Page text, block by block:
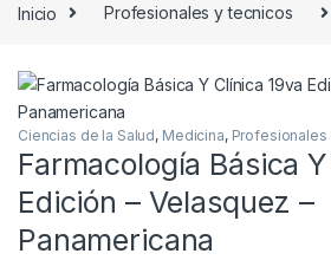
Inicio Profesionales y tecnicos
Ciencias de la Salud, Medicina, Profesionales
Farmacología Básica
Edición – Velasquez –
Panamericana